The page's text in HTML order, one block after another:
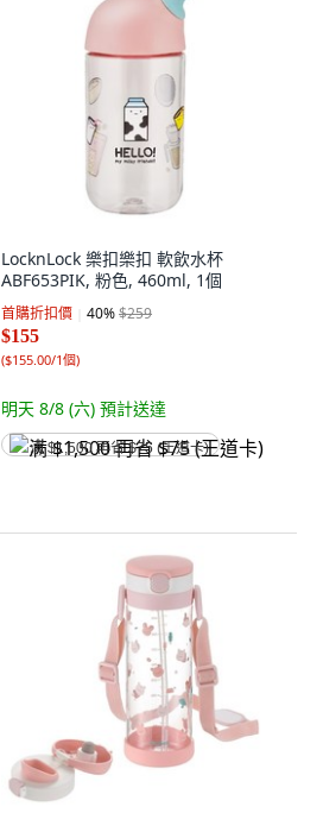
LocknLock 樂扣樂扣 軟飲水杯
ABF653PIK, 粉色, 460ml, 1個
首購折扣價 40%$259
$155
($155.00/1個)
明天 8/8 (六) 預計送達
满 $1,500 再省 $75 (王道卡)